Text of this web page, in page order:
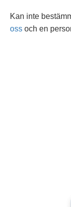
Kan inte
oss och en